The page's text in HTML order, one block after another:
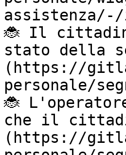
🐞 Il
stato della
(https://
personale/
🐞
che il
(https://